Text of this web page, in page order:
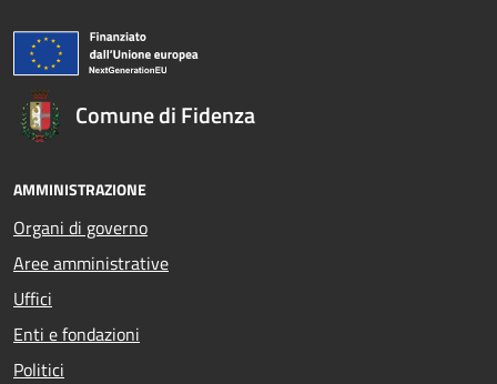
Comune di Fidenza
AMMINISTRAZIONE
Organi di governo
Aree amministrative
Uffici
Enti e fondazioni
Politici